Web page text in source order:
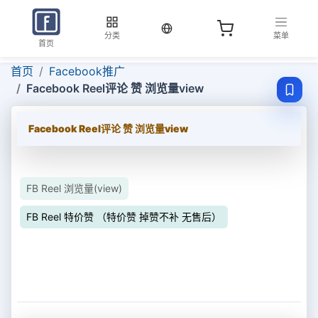
首页
分类
当前语言：中文
菜单
首页
Facebook推广
Facebook Reel评论 赞 浏览量view
Facebook Reel评论 赞 浏览量view
FB Reel 浏览量(view)
FB Reel 特价赞 （特价赞 掉赞不补 无售后）